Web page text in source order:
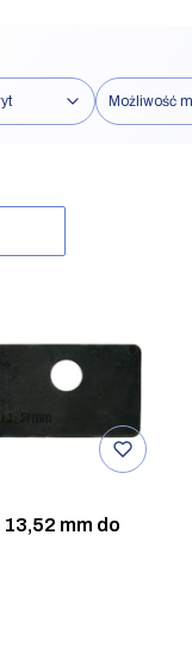
Możliwość
mm do